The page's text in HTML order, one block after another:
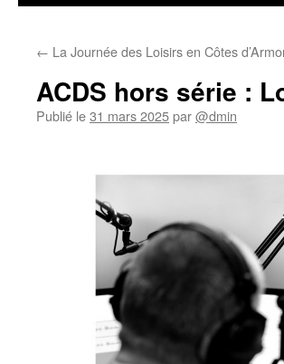
← La Journée des Loisirs en Côtes
ACDS hors série :
Publié le31 mars 2025par@dmin